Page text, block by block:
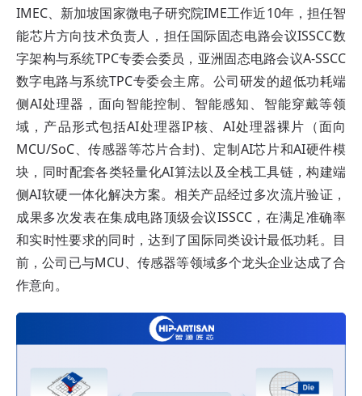
IMEC、新加坡国家微电子研究院IME工作近10年，担任智
能芯片方向技术负责人，担任国际固态电路会议ISSCC数
字架构与系统TPC专委会委员，亚洲固态电路会议A-SSCC
数字电路与系统TPC专委会主席。公司研发的超低功耗端
侧AI处理器，面向智能控制、智能感知、智能穿戴等领
域，产品形式包括AI处理器IP核、AI处理器裸片（面向
MCU/SoC、传感器等芯片合封)、定制AI芯片和AI硬件模
块，同时配套各类轻量化AI算法以及全栈工具链，构建端
侧AI软硬一体化解决方案。相关产品经过多次流片验证，
成果多次发表在集成电路顶级会议ISSCC，在满足准确率
和实时性要求的同时，达到了国际同类设计最低功耗。目
前，公司已与MCU、传感器等领域多个龙头企业达成了合
作意向。